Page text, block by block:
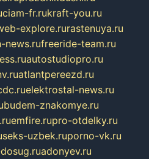
ciam-fr.rukraft-you.ru
explore.rurastenuya.ru
news.rufreeride-team.ru
autostudiopro.ru
atlantpereezd.ru
elektrostal-news.ru
budem-znakomye.ru
emfire.rupro-otdelky.ru
seks-uzbek.ruporno-vk.ru
adonyev.ru